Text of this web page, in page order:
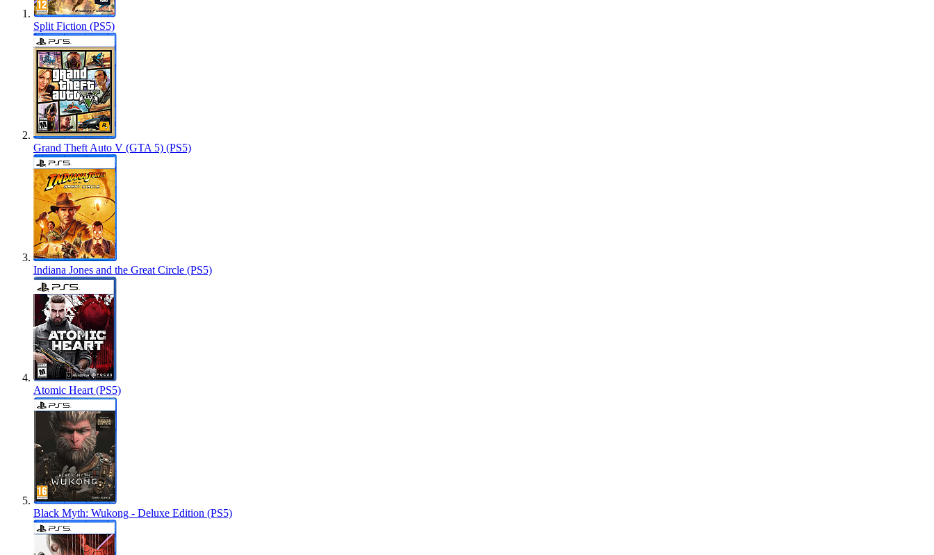
Split Fiction (PS5)
Grand Theft Auto V (GTA 5) (PS5)
Indiana Jones and the Great Circle (PS5)
Atomic Heart (PS5)
Black Myth: Wukong - Deluxe Edition (PS5)